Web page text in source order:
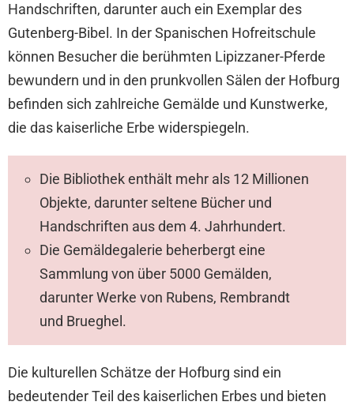
Handschriften, darunter auch ein Exemplar des
Gutenberg-Bibel. In der Spanischen Hofreitschule
können Besucher die berühmten Lipizzaner-Pferde
bewundern und in den prunkvollen Sälen der Hofburg
befinden sich zahlreiche Gemälde und Kunstwerke,
die das kaiserliche Erbe widerspiegeln.
Die Bibliothek enthält mehr als 12 Millionen
Objekte, darunter seltene Bücher und
Handschriften aus dem 4. Jahrhundert.
Die Gemäldegalerie beherbergt eine
Sammlung von über 5000 Gemälden,
darunter Werke von Rubens, Rembrandt
und Brueghel.
Die kulturellen Schätze der Hofburg sind ein
bedeutender Teil des kaiserlichen Erbes und bieten